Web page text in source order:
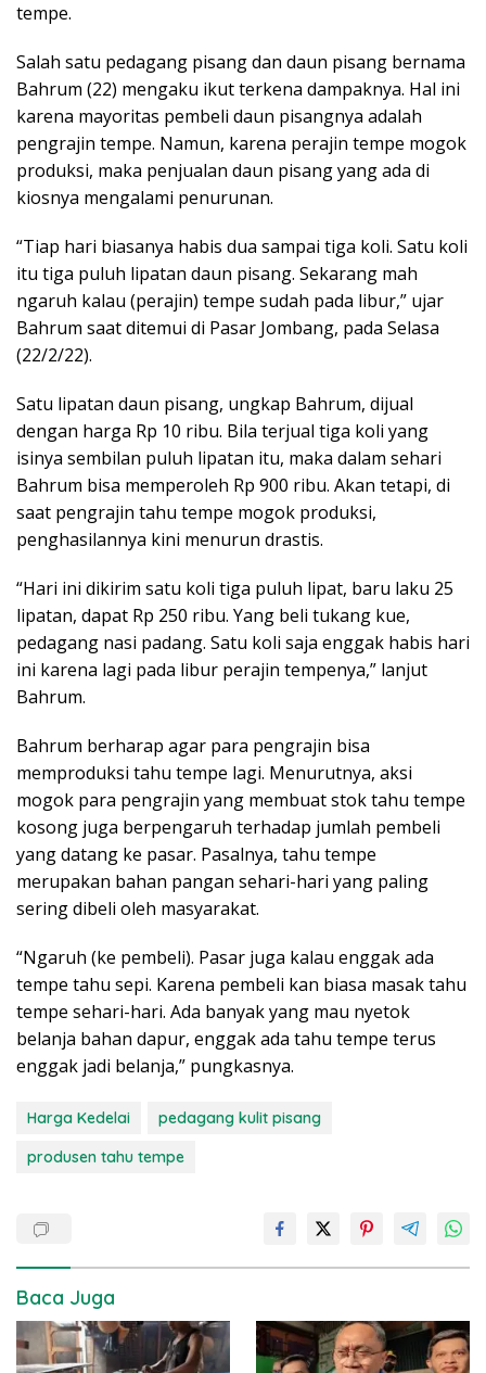
tempe.
Salah satu pedagang pisang dan daun pisang bernama
Bahrum (22) mengaku ikut terkena dampaknya. Hal ini
karena mayoritas pembeli daun pisangnya adalah
pengrajin tempe. Namun, karena perajin tempe mogok
produksi, maka penjualan daun pisang yang ada di
kiosnya mengalami penurunan.
“Tiap hari biasanya habis dua sampai tiga koli. Satu koli
itu tiga puluh lipatan daun pisang. Sekarang mah
ngaruh kalau (perajin) tempe sudah pada libur,” ujar
Bahrum saat ditemui di Pasar Jombang, pada Selasa
(22/2/22).
Satu lipatan daun pisang, ungkap Bahrum, dijual
dengan harga Rp 10 ribu. Bila terjual tiga koli yang
isinya sembilan puluh lipatan itu, maka dalam sehari
Bahrum bisa memperoleh Rp 900 ribu. Akan tetapi, di
saat pengrajin tahu tempe mogok produksi,
penghasilannya kini menurun drastis.
“Hari ini dikirim satu koli tiga puluh lipat, baru laku 25
lipatan, dapat Rp 250 ribu. Yang beli tukang kue,
pedagang nasi padang. Satu koli saja enggak habis hari
ini karena lagi pada libur perajin tempenya,” lanjut
Bahrum.
Bahrum berharap agar para pengrajin bisa
memproduksi tahu tempe lagi. Menurutnya, aksi
mogok para pengrajin yang membuat stok tahu tempe
kosong juga berpengaruh terhadap jumlah pembeli
yang datang ke pasar. Pasalnya, tahu tempe
merupakan bahan pangan sehari-hari yang paling
sering dibeli oleh masyarakat.
“Ngaruh (ke pembeli). Pasar juga kalau enggak ada
tempe tahu sepi. Karena pembeli kan biasa masak tahu
tempe sehari-hari. Ada banyak yang mau nyetok
belanja bahan dapur, enggak ada tahu tempe terus
enggak jadi belanja,” pungkasnya.
Harga Kedelai
pedagang kulit pisang
produsen tahu tempe
Baca Juga